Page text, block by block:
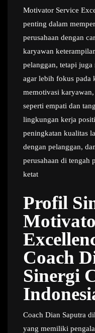
Motivator Service
penting dalam
perusahaan dengan
karyawan
pelanggan, tetapi juga
agar lebih fokus pada
memotivasi
seperti empati dan
lingkungan kerja
peningkatan kualitas
dengan pelanggan,
perusahaan di tengah
ketat
Profil
Coach
Sinergi
Coach Dian Saputra
yang memiliki